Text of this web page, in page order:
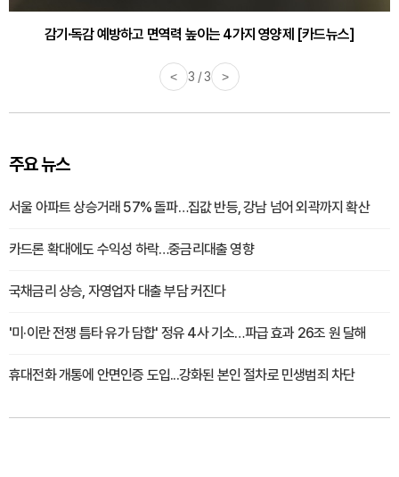
감기·독감 예방하고 면역력 높이는 4가지 영양제 [카드뉴스]
< 3 / 3 >
주요 뉴스
서울 아파트 상승거래 57% 돌파…집값 반등, 강남 넘어 외곽까지 확산
카드론 확대에도 수익성 하락…중금리대출 영향
국채금리 상승, 자영업자 대출 부담 커진다
'미·이란 전쟁 틈타 유가 담합' 정유 4사 기소…파급 효과 26조 원 달해
휴대전화 개통에 안면인증 도입...강화된 본인 절차로 민생범죄 차단